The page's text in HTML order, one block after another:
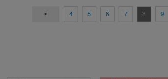
< 4 5 6 7 8 9